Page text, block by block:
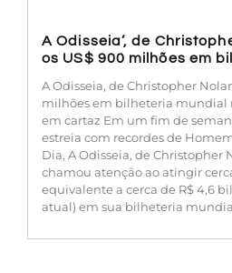
A Odisseia’, de
os US$ 900 milhões em
A Odisseia, de Christopher
milhões em bilheteria mundial
em cartaz Em um fim de
estreia com recordes de
Dia, A Odisseia, de Christopher
chamou atenção ao atingir
equivalente a cerca de R$ 4,6
atual) em sua bilheteria